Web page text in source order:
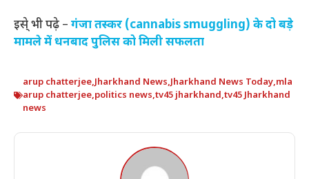
इसे् भी पढ़े – गंजा तस्कर (cannabis smuggling) के दो बड़े
मामले में धनबाद पुलिस को मिली सफलता
arup chatterjee,Jharkhand News,Jharkhand News Today,mla
arup chatterjee,politics news,tv45 jharkhand,tv45 Jharkhand
news